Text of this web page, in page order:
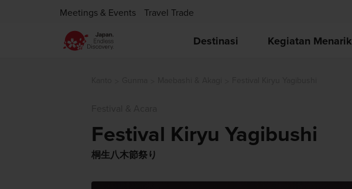
Meetings & Events Travel Trade
Destinasi Kegiatan Menarik
Festival Kiryu Yagibushi
桐生八木節祭り